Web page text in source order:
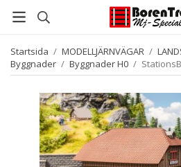
Startsida / MODELLJÄRNVÄGAR /
Byggnader / Byggnader H0 /